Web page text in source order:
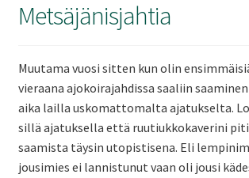
Metsäjänisjahtia
Muutama vuosi sitten kun olin
vieraana ajokoirajahdissa saaliin
aika lailla uskomattomalta ajatukselta.
sillä ajatuksella että ruutiukkokaverini
saamista täysin utopistisena. Eli
jousimies ei lannistunut vaan oli jousi